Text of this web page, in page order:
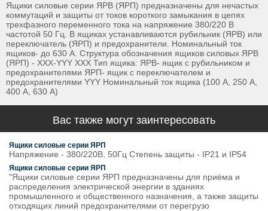
Ящики силовые серии ЯРВ (ЯРП) предназначены для нечастых
коммутаций и защиты от токов короткого замыкания в цепях
трехфазного переменного тока на напряжение 380/220 В
частотой 50 Гц. В ящиках устанавливаются рубильник (ЯРВ) или
переключатель (ЯРП) и предохранители. Номинальный ток
ящиков- до 630 А. Структура обозначения ящиков силовых ЯРВ
(ЯРП) - ХХХ-YYY XXX Тип ящика: ЯРВ- ящик с рубильником и
предохранителями ЯРП- ящик с переключателем и
предохранителями YYY Номинальный ток ящика (100 А, 250 А,
400 А, 630 А)
Вас также могут заинтересовать
Ящики силовые серии ЯРП
Напряжение - 380/220В, 50Гц Степень защиты - IP21 и IP54
Ящики силовые серии ЯРП
"Ящики силовые серии ЯРП предназначены для приёма и
распределения электрической энергии в зданиях
промышленного и общественного назначения, а также защиты
отходящих линий предохранителями от перегрузо